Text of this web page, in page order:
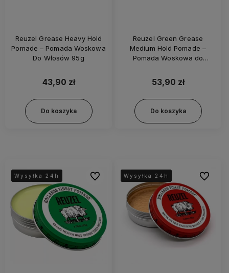
Reuzel Grease Heavy Hold
Pomade – Pomada Woskowa
Do Włosów 95g
43,90 zł
Do koszyka
Reuzel Green Grease
Medium Hold Pomade –
Pomada Woskowa do
53,90 zł
Do koszyka
Wysyłka 24h
Wysyłka 24h
Wysyłka 24h Do ulubionychWysyłka 24h
Wysyłka 24h
Wysyłka 24h Do